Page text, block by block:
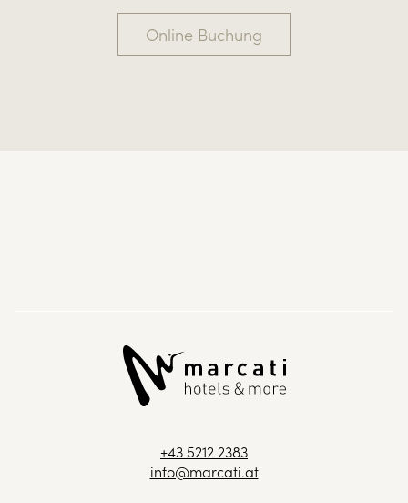
Online Buchung
+43 5212 2383
info@marcati.at